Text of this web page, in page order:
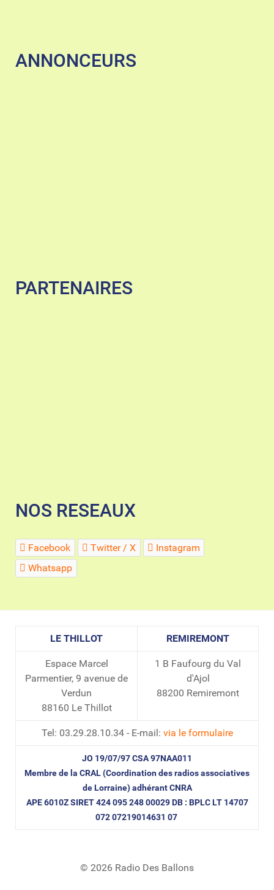
ANNONCEURS
PARTENAIRES
NOS RESEAUX
Facebook Twitter / X
Instagram
Whatsapp
LE THILLOT REMIREMONT
Espace Marcel
Parmentier, 9 avenue de
Verdun
88160 Le Thillot
1 B Faufourg du Val
d'Ajol
88200 Remiremont
Tel: 03.29.28.10.34 - E-mail: via le formulaire
JO 19/07/97 CSA 97NAA011
Membre de la CRAL (Coordination des radios associatives
de Lorraine) adhérant CNRA
APE 6010Z SIRET 424 095 248 00029 DB : BPLC LT 14707
072 07219014631 07
© 2026 Radio Des Ballons